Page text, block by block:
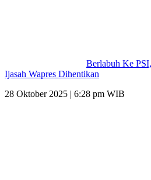
Berlabuh Ke
Ijasah Wapres Dihentikan
28 Oktober 2025 | 6:28 pm WIB